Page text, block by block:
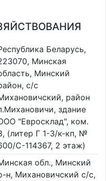
Беларусь,
Минская
Минский
с/с
район
здание
"Евросклад", ком.
(литер Г 1-3/к-кп, №
С-114367, 2 этаж)
обл., Минский
н, Михановичский с/с,